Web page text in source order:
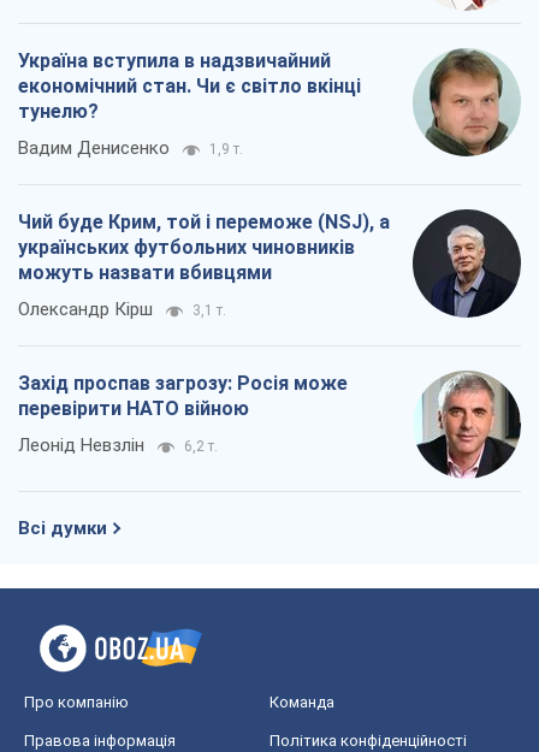
Україна вступила в надзвичайний
економічний стан. Чи є світло вкінці
тунелю?
Вадим Денисенко 1,9 т.
Чий буде Крим, той і переможе (NSJ), а
українських футбольних чиновників
можуть назвати вбивцями
Олександр Кірш 3,1 т.
Захід проспав загрозу: Росія може
перевірити НАТО війною
Леонід Невзлін 6,2 т.
Всі думки
Про компанію Команда
Правова інформація Політика конфіденційності